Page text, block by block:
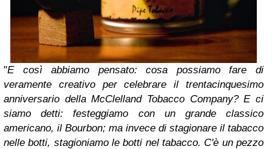
"E così abbiamo pensato: cosa possiamo fare di
veramente creativo per celebrare il trentacinquesimo
anniversario della McClelland Tobacco Company? E ci
siamo detti: festeggiamo con un grande classico
americano, il Bourbon; ma invece di stagionare il tabacco
nelle botti, stagioniamo le botti nel tabacco. C'è un pezzo